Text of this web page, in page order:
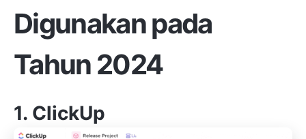
Digunakan pada
Tahun 2024
1. ClickUp